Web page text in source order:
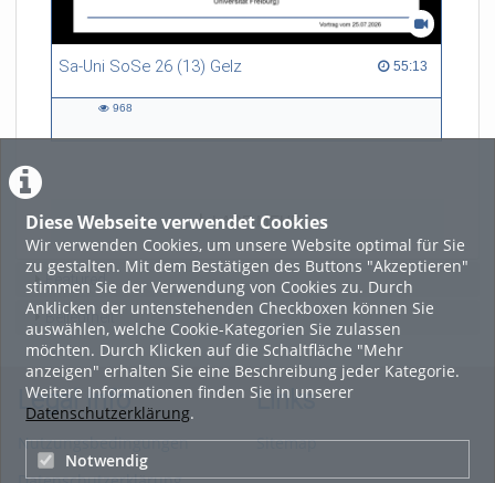
Diese Webseite verwendet Cookies
Wir verwenden Cookies, um unsere Website optimal für Sie
zu gestalten. Mit dem Bestätigen des Buttons "Akzeptieren"
stimmen Sie der Verwendung von Cookies zu. Durch
Anklicken der untenstehenden Checkboxen können Sie
auswählen, welche Cookie-Kategorien Sie zulassen
möchten. Durch Klicken auf die Schaltfläche "Mehr
anzeigen" erhalten Sie eine Beschreibung jeder Kategorie.
Weitere Informationen finden Sie in unserer
Datenschutzerklärung.
Notwendig
Sa-Uni SoSe 26 (13) Gelz 55:13
55:13 duration
968
LADE MEHR
Featured
Beliebtheit
Legal Info
Nutzungsbedingungen
Links
Sitemap